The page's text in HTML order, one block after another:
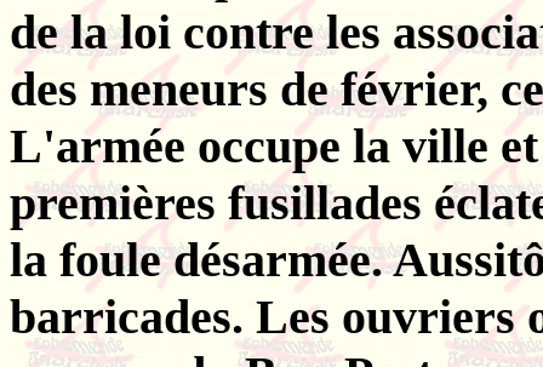
de la loi contre les
des meneurs de février,
L'armée occupe la ville
premières fusillades
la foule désarmée.
barricades. Les ouvriers